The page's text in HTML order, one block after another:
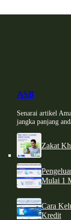
ASB
Senarai artikel
jangka panjang
Zakat
Mulai 1
Cara
Kredit